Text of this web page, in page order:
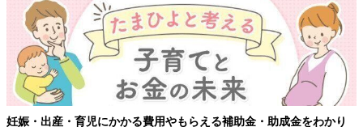
妊娠・出産・育児にかかる費用やもらえる補助金・助成金をわかり